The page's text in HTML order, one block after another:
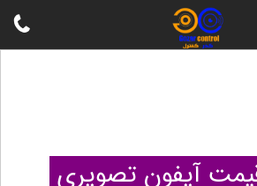
آیفون تصویری